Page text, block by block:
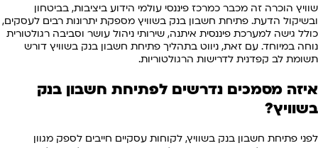
שוויץ הוכרה זה מכבר כמרכז פיננסי עולמי הידוע ביציבות, בביטחון
ובשיקול הדעת. פתיחת חשבון בנק בשוויץ מספקת יתרונות רבים לעסקים,
כולל גישה למערכת פיננסית איתנה, שירותי ניהול עושר וסביבה רגולטורית
נוחה במיוחד. עם זאת, ניווט בתהליך פתיחת חשבון בנק בשוויץ דורש
תשומת לב קפדנית לדרישות הרגולטוריות.
איזה מסמכים נדרשים לפתיחת חשבון בנק
בשוויץ?
לפני פתיחת חשבון בנק בשוויץ, לקוחות עסקיים חייבים לספק מגוון